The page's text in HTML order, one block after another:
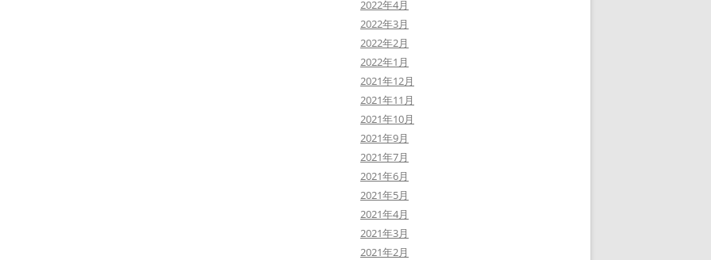
2022年4月
2022年3月
2022年2月
2022年1月
2021年12月
2021年11月
2021年10月
2021年9月
2021年7月
2021年6月
2021年5月
2021年4月
2021年3月
2021年2月